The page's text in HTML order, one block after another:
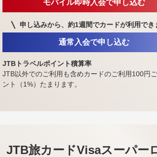
モバイル即時入会で申し込む
申し込みから、約1週間でカードが利用でき
通常入会で申し込む
JTBトラベルポイント積算率
JTB以外でのご利用も含めカードのご利用100円
ント（1%）たまります。
JTB旅カードVisaスーパー